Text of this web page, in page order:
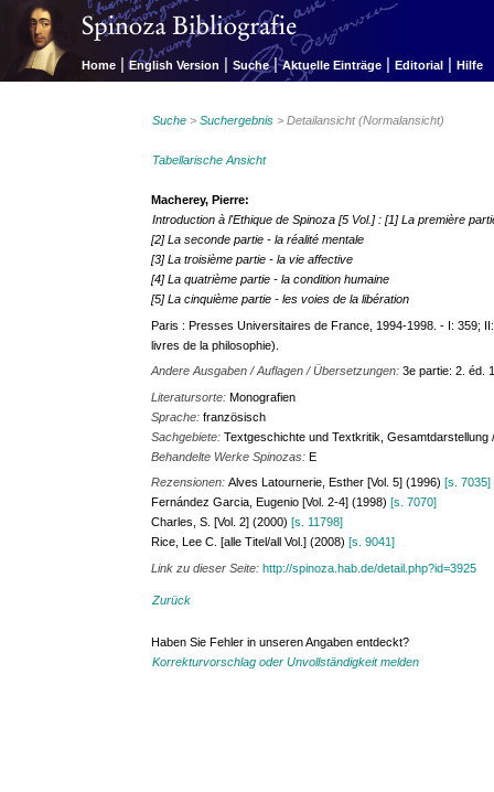
Home | English Version | Suche | Aktuelle Einträge | Editorial | Hilfe
Suche >Suchergebnis > Detailansicht (Normalansicht)
Tabellarische Ansicht
Macherey, Pierre:
Introduction à l'Ethique de Spinoza [5 Vol.] : [1] La première
[2] La seconde partie - la réalité mentale
[3] La troisième partie - la vie affective
[4] La quatrième partie - la condition humaine
[5] La cinquième partie - les voies de la libération
Paris : Presses Universitaires de France, 1994-1998. - I: 359;
livres de la philosophie).
Andere Ausgaben / Auflagen / Übersetzungen:3e partie: 2. éd.
Literatursorte:Monografien
Sprache:französisch
Sachgebiete:Textgeschichte und Textkritik, Gesamtdarstellung
Behandelte Werke Spinozas:E
Rezensionen:Alves Latournerie, Esther [Vol. 5] (1996)[s. 7035]
Fernández Garcia, Eugenio [Vol. 2-4] (1998)[s. 7070]
Charles, S. [Vol. 2] (2000)[s. 11798]
Rice, Lee C. [alle Titel/all Vol.] (2008)[s. 9041]
Link zu dieser Seite:http://spinoza.hab.de/detail.php?id=3925
Zurück
Haben Sie Fehler in unseren Angaben entdeckt?
Korrekturvorschlag oder Unvollständigkeit melden